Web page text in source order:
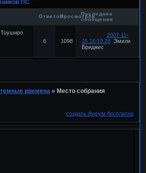
ПС
ОтветовПросмотровПоследнее
сообщение
Тоуширо
6
1098
2007-11-
15 16:19:28 Эмили
Бриджес
времена » Место собрания
создать форум бесплатно